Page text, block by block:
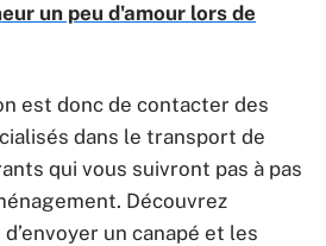
un peu d'amour lors de
est donc de contacter des
dans le transport de
qui vous suivront pas à pas
Découvrez
un canapé et les